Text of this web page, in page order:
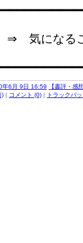
気になるこ
年6月 9日 16:59 【書評・
) | コメント (0) | トラックバ